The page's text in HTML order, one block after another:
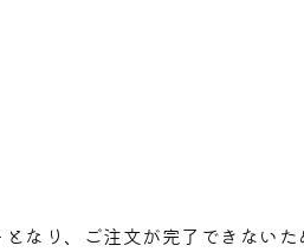
なり、ご注文が完了できないた